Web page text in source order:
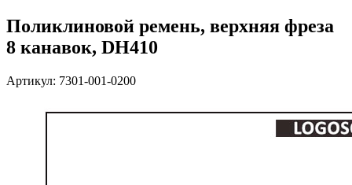
Поликлиновой ремень, верхняя фреза
8 канавок, DH410
Артикул: 7301-001-0200